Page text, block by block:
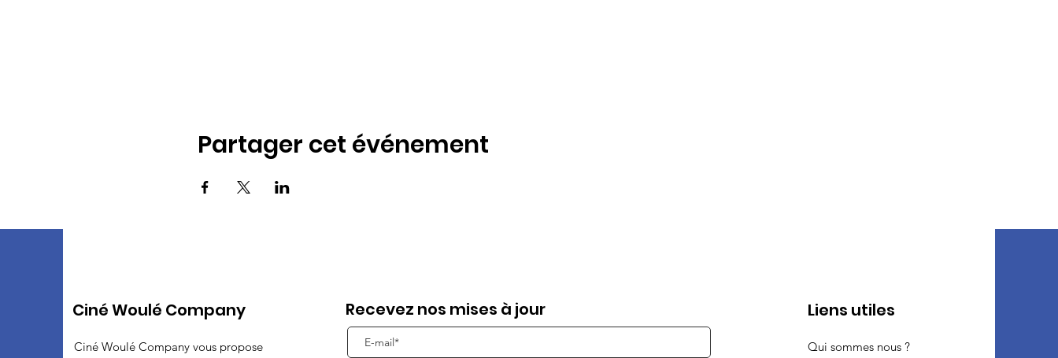
Partager cet événement
Ciné Woulé Company
Ciné Woulé Company vous propose
Liens utiles
Qui sommes nous ?
Recevez nos mises à jour